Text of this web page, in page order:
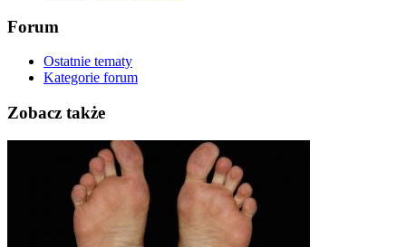
Forum
Ostatnie tematy
Kategorie forum
Zobacz także